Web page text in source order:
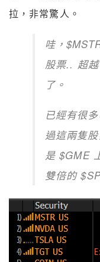
拉，非常驚人。
哇，
股票.. 超
了。
已經有很
過這兩隻
是 $GME
雙倍的